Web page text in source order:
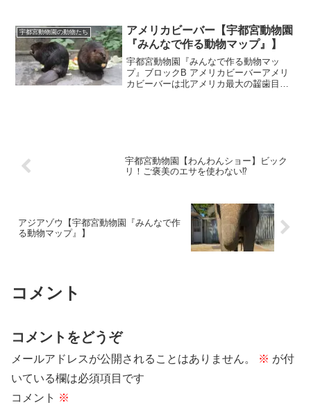
イガーの写真、感想、ホワイトタイガー
とのエピソー...
宇都宮動物園の動物たち
アメリカビーバー【宇都宮動物園
『みんなで作る動物マップ』】
宇都宮動物園『みんなで作る動物マッ
プ』ブロックB アメリカビーバーアメリ
カビーバーは北アメリカ最大の齧歯目
宇都宮動物園【わんわんショー】ビック
リ！ご褒美のエサを使わない⁉
アジアゾウ【宇都宮動物園『みんなで作
る動物マップ』】
コメント
コメントをどうぞ
メールアドレスが公開されることはありません。 ※ が付
いている欄は必須項目です
コメント ※